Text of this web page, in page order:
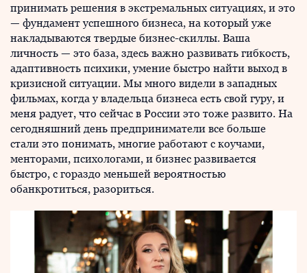
принимать решения в экстремальных ситуациях, и это
— фундамент успешного бизнеса, на который уже
накладываются твердые бизнес-скиллы. Ваша
личность — это база, здесь важно развивать гибкость,
адаптивность психики, умение быстро найти выход в
кризисной ситуации. Мы много видели в западных
фильмах, когда у владельца бизнеса есть свой гуру, и
меня радует, что сейчас в России это тоже развито. На
сегодняшний день предприниматели все больше
стали это понимать, многие работают с коучами,
менторами, психологами, и бизнес развивается
быстро, с гораздо меньшей вероятностью
обанкротиться, разориться.